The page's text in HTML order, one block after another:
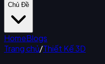
Chủ Đề
HomeBlogs
Trang chủ/Thiết Kế 3D